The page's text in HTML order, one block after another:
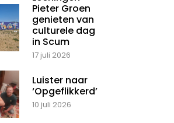
Pieter Groen
genieten van
culturele dag
in Scum
17 juli 2026
Luister naar
‘Opgeflikkerd’
10 juli 2026